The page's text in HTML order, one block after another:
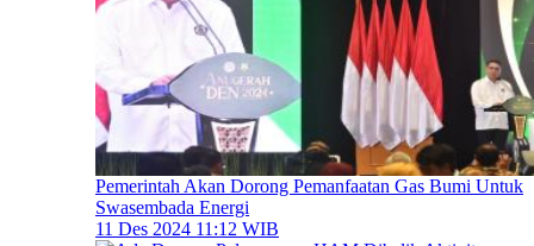
Pemerintah Akan Dorong Pemanfaatan Gas Bumi Untuk
Swasembada Energi
11 Des 2024 11:12 WIB